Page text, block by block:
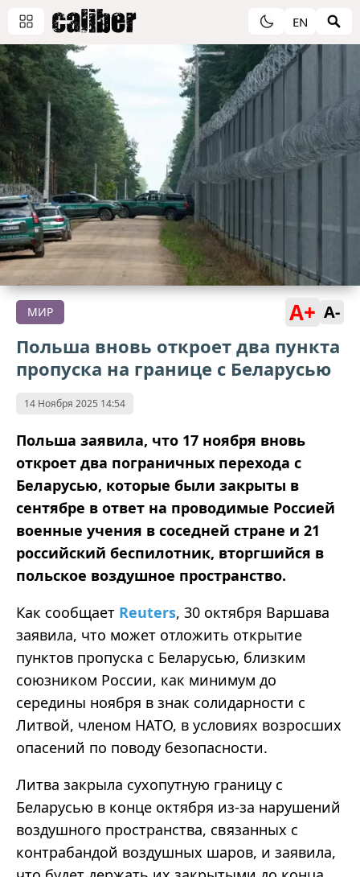
EN
МИР A+ A-
Польша вновь откроет два пункта
пропуска на границе с Беларусью
14 Ноября 2025 14:54
Польша заявила, что 17 ноября вновь
откроет два пограничных перехода с
Беларусью, которые были закрыты в
сентябре в ответ на проводимые Россией
военные учения в соседней стране и 21
российский беспилотник, вторгшийся в
польское воздушное пространство.
Как сообщает Reuters, 30 октября Варшава
заявила, что может отложить открытие
пунктов пропуска с Беларусью, близким
союзником России, как минимум до
середины ноября в знак солидарности с
Литвой, членом НАТО, в условиях возросших
опасений по поводу безопасности.
Литва закрыла сухопутную границу с
Беларусью в конце октября из-за нарушений
воздушного пространства, связанных с
контрабандой воздушных шаров, и заявила,